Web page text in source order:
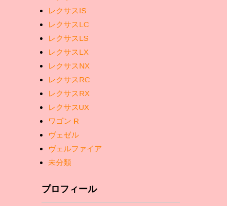
レクサスIS
レクサスLC
レクサスLS
レクサスLX
レクサスNX
レクサスRC
レクサスRX
レクサスUX
ワゴン R
ヴェゼル
ヴェルファイア
未分類
プロフィール